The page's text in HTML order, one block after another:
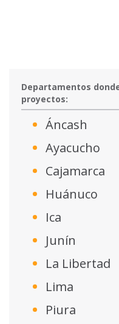
Departamentos
proyectos:
Áncash
Ayacucho
Cajamarca
Huánuco
Ica
Junín
La Libertad
Lima
Piura